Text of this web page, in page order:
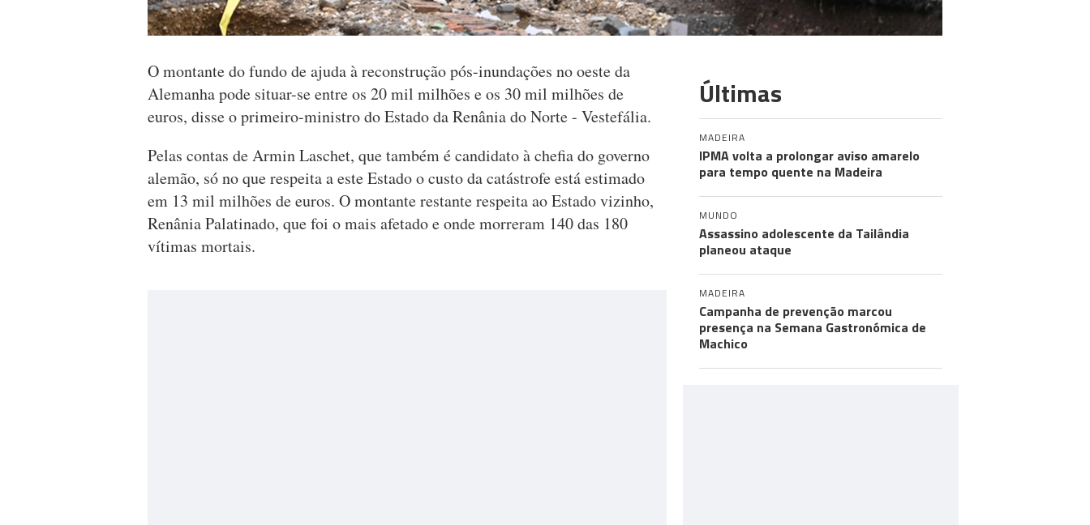
O montante do fundo de ajuda à reconstrução pós-inundações no oeste da
Alemanha pode situar-se entre os 20 mil milhões e os 30 mil milhões de
euros, disse o primeiro-ministro do Estado da Renânia do Norte - Vestefália.
Pelas contas de Armin Laschet, que também é candidato à chefia do governo
alemão, só no que respeita a este Estado o custo da catástrofe está estimado
em 13 mil milhões de euros. O montante restante respeita ao Estado vizinho,
Renânia Palatinado, que foi o mais afetado e onde morreram 140 das 180
vítimas mortais.
Últimas
MADEIRA
IPMA volta a prolongar aviso amarelo
para tempo quente na Madeira
MUNDO
Assassino adolescente da Tailândia
planeou ataque
MADEIRA
Campanha de prevenção marcou
presença na Semana Gastronómica de
Machico